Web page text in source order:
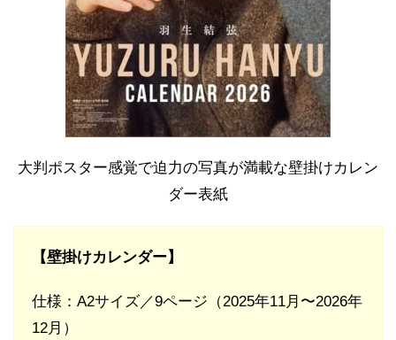
大判ポスター感覚で迫力の写真が満載な壁掛けカレン
ダー表紙
【壁掛けカレンダー】
仕様：A2サイズ／9ページ（2025年11月〜2026年
12月）